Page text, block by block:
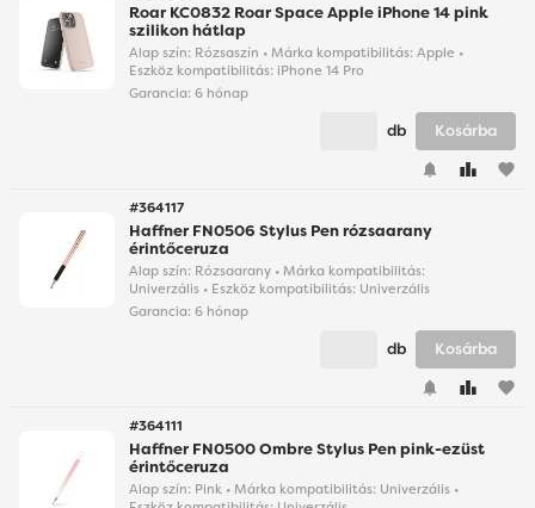
Roar KC0832 Roar Space Apple iPhone 14 pink
szilikon hátlap
Alap szín: Rózsaszín • Márka kompatibilitás: Apple •
Eszköz kompatibilitás: iPhone 14 Pro
Garancia: 6 hónap
favorite
db Kosárba
#364117
Haffner FN0506 Stylus Pen rózsaarany
érintőceruza
Alap szín: Rózsaarany • Márka kompatibilitás:
Univerzális • Eszköz kompatibilitás: Univerzális
Garancia: 6 hónap
favorite
db Kosárba
#364111
Haffner FN0500 Ombre Stylus Pen pink-ezüst
érintőceruza
Alap szín: Pink • Márka kompatibilitás: Univerzális •